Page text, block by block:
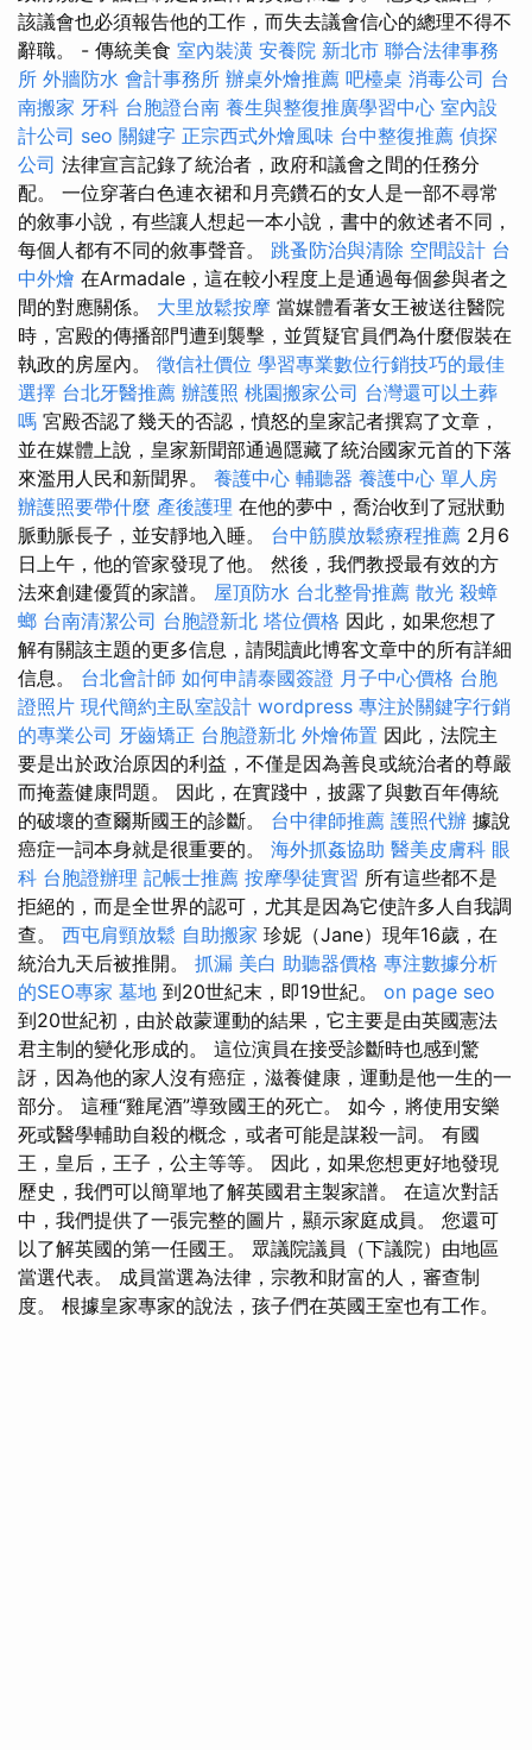
該議會也必須報告他的工作，而失去議會信心的總理不得不
辭職。 - 傳統美食 室內裝潢 安養院 新北市 聯合法律事務
所 外牆防水 會計事務所 辦桌外燴推薦 吧檯桌 消毒公司 台
南搬家 牙科 台胞證台南 養生與整復推廣學習中心 室內設
計公司 seo 關鍵字 正宗西式外燴風味 台中整復推薦 偵探
公司 法律宣言記錄了統治者，政府和議會之間的任務分
配。 一位穿著白色連衣裙和月亮鑽石的女人是一部不尋常
的敘事小說，有些讓人想起一本小說，書中的敘述者不同，
每個人都有不同的敘事聲音。 跳蚤防治與清除 空間設計 台
中外燴 在Armadale，這在較小程度上是通過每個參與者之
間的對應關係。 大里放鬆按摩 當媒體看著女王被送往醫院
時，宮殿的傳播部門遭到襲擊，並質疑官員們為什麼假裝在
執政的房屋內。 徵信社價位 學習專業數位行銷技巧的最佳
選擇 台北牙醫推薦 辦護照 桃園搬家公司 台灣還可以土葬
嗎 宮殿否認了幾天的否認，憤怒的皇家記者撰寫了文章，
並在媒體上說，皇家新聞部通過隱藏了統治國家元首的下落
來濫用人民和新聞界。 養護中心 輔聽器 養護中心 單人房
辦護照要帶什麼 產後護理 在他的夢中，喬治收到了冠狀動
脈動脈長子，並安靜地入睡。 台中筋膜放鬆療程推薦 2月6
日上午，他的管家發現了他。 然後，我們教授最有效的方
法來創建優質的家譜。 屋頂防水 台北整骨推薦 散光 殺蟑
螂 台南清潔公司 台胞證新北 塔位價格 因此，如果您想了
解有關該主題的更多信息，請閱讀此博客文章中的所有詳細
信息。 台北會計師 如何申請泰國簽證 月子中心價格 台胞
證照片 現代簡約主臥室設計 wordpress 專注於關鍵字行銷
的專業公司 牙齒矯正 台胞證新北 外燴佈置 因此，法院主
要是出於政治原因的利益，不僅是因為善良或統治者的尊嚴
而掩蓋健康問題。 因此，在實踐中，披露了與數百年傳統
的破壞的查爾斯國王的診斷。 台中律師推薦 護照代辦 據說
癌症一詞本身就是很重要的。 海外抓姦協助 醫美皮膚科 眼
科 台胞證辦理 記帳士推薦 按摩學徒實習 所有這些都不是
拒絕的，而是全世界的認可，尤其是因為它使許多人自我調
查。 西屯肩頸放鬆 自助搬家 珍妮（Jane）現年16歲，在
統治九天后被推開。 抓漏 美白 助聽器價格 專注數據分析
的SEO專家 墓地 到20世紀末，即19世紀。 on page seo
到20世紀初，由於啟蒙運動的結果，它主要是由英國憲法
君主制的變化形成的。 這位演員在接受診斷時也感到驚
訝，因為他的家人沒有癌症，滋養健康，運動是他一生的一
部分。 這種“雞尾酒”導致國王的死亡。 如今，將使用安樂
死或醫學輔助自殺的概念，或者可能是謀殺一詞。 有國
王，皇后，王子，公主等等。 因此，如果您想更好地發現
歷史，我們可以簡單地了解英國君主製家譜。 在這次對話
中，我們提供了一張完整的圖片，顯示家庭成員。 您還可
以了解英國的第一任國王。 眾議院議員（下議院）由地區
當選代表。 成員當選為法律，宗教和財富的人，審查制
度。 根據皇家專家的說法，孩子們在英國王室也有工作。